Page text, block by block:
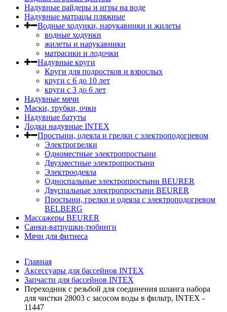
Надувные райдеры и игры на воде
Надувные матрацы пляжные
Водные ходунки, нарукавники и жилеты
водные ходунки
жилеты и нарукавники
матрасики и лодочки
Надувные круги
Круги для подростков и взрослых
круги с 6 до 10 лет
круги c 3 до 6 лет
Надувные мячи
Маски, трубки, очки
Надувные батуты
Лодки надувные INTEX
Простыни, одеяла и грелки с электроподогревом
Электрогрелки
Одноместные электропростыни
Двухместные электропростыни
Электроодеяла
Односпальные электропростыни BEURER
Двуспальные электропростыни BEURER
Простыни, грелки и одеяла с электроподогревом
BELBERG
Массажеры BEURER
Санки-ватрушки-тюбинги
Мячи для фитнеса
Главная
Аксессуары для бассейнов INTEX
Запчасти для бассейнов INTEX
Переходник с резьбой для соединения шланга набора
для чистки 28003 с засосом воды в фильтр, INTEX -
11447